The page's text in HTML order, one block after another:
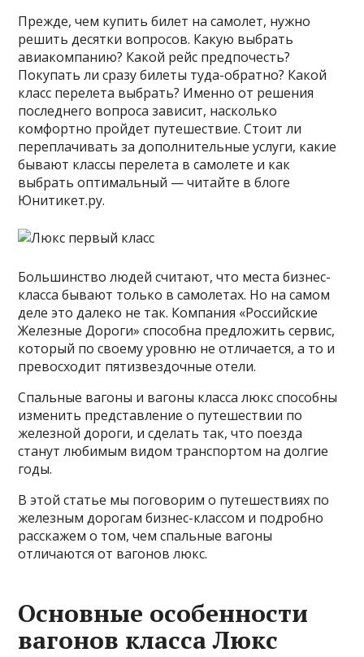
Прежде, чем купить билет на самолет, нужно
решить десятки вопросов. Какую выбрать
авиакомпанию? Какой рейс предпочесть?
Покупать ли сразу билеты туда-обратно? Какой
класс перелета выбрать? Именно от решения
последнего вопроса зависит, насколько
комфортно пройдет путешествие. Стоит ли
переплачивать за дополнительные услуги, какие
бывают классы перелета в самолете и как
выбрать оптимальный — читайте в блоге
Юнитикет.ру.
Большинство людей считают, что места бизнес-
класса бывают только в самолетах. Но на самом
деле это далеко не так. Компания «Российские
Железные Дороги» способна предложить сервис,
который по своему уровню не отличается, а то и
превосходит пятизвездочные отели.
Спальные вагоны и вагоны класса люкс способны
изменить представление о путешествии по
железной дороги, и сделать так, что поезда
станут любимым видом транспортом на долгие
годы.
В этой статье мы поговорим о путешествиях по
железным дорогам бизнес-классом и подробно
расскажем о том, чем спальные вагоны
отличаются от вагонов люкс.
Основные особенности
вагонов класса Люкс